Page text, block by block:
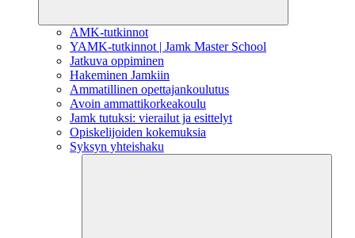
AMK-tutkinnot
YAMK-tutkinnot | Jamk Master School
Jatkuva oppiminen
Hakeminen Jamkiin
Ammatillinen opettajankoulutus
Avoin ammattikorkeakoulu
Jamk tutuksi: vierailut ja esittelyt
Opiskelijoiden kokemuksia
Syksyn yhteishaku